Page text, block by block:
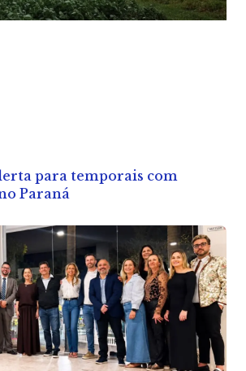
para temporais com
Paraná